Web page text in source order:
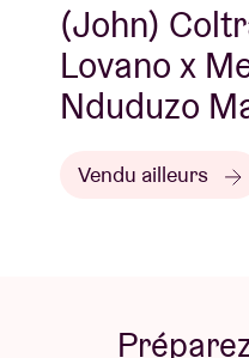
(John)
Lovano x
Nduduzo
Vendu ailleurs